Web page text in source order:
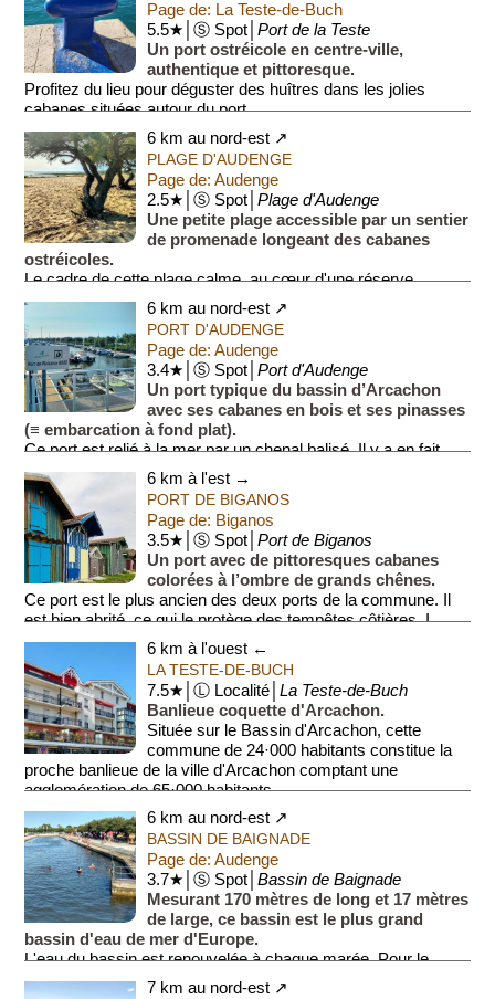
Page de: La Teste-de-Buch
5.5★│Ⓢ Spot│Port de la Teste
Un port ostréicole en centre-ville,
authentique et pittoresque.
Profitez du lieu pour déguster des huîtres dans les jolies
cabanes situées autour du port.
6 km au nord-est ↗
PLAGE D'AUDENGE
Page de: Audenge
2.5★│Ⓢ Spot│Plage d'Audenge
Une petite plage accessible par un sentier
de promenade longeant des cabanes
ostréicoles.
Le cadre de cette plage calme, au cœur d'une réserve
naturelle, est très agréable, mais la baignade y est s...
6 km au nord-est ↗
PORT D'AUDENGE
Page de: Audenge
3.4★│Ⓢ Spot│Port d'Audenge
Un port typique du bassin d’Arcachon
avec ses cabanes en bois et ses pinasses
(≡ embarcation à fond plat).
Ce port est relié à la mer par un chenal balisé. Il y a en fait
deux ports: un port os...6 km à l'est →
PORT DE BIGANOS
Page de: Biganos
3.5★│Ⓢ Spot│Port de Biganos
Un port avec de pittoresques cabanes
colorées à l’ombre de grands chênes.
Ce port est le plus ancien des deux ports de la commune. Il
est bien abrité, ce qui le protège des tempêtes côtières. I...
6 km à l'ouest ←
LA TESTE-DE-BUCH
7.5★│Ⓛ Localité│La Teste-de-Buch
Banlieue coquette d'Arcachon.
Située sur le Bassin d'Arcachon, cette
commune de 24·000 habitants constitue la
proche banlieue de la ville d'Arcachon comptant une
agglomération de 65·000 habitants.
6 km au nord-est ↗
BASSIN DE BAIGNADE
Page de: Audenge
3.7★│Ⓢ Spot│Bassin de Baignade
Mesurant 170 mètres de long et 17 mètres
de large, ce bassin est le plus grand
bassin d'eau de mer d'Europe.
L'eau du bassin est renouvelée à chaque marée. Pour le
plaisir de tous, le bassin compo...
7 km au nord-est ↗